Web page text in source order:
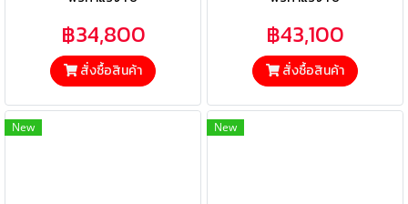
฿34,800
สั่งซื้อสินค้า
฿43,100
สั่งซื้อสินค้า
New New